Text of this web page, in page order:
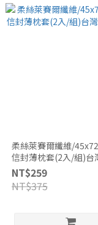
柔絲萊賽爾纖維/
信封薄枕套(2入/組)台
白藍
NT$259
NT$375